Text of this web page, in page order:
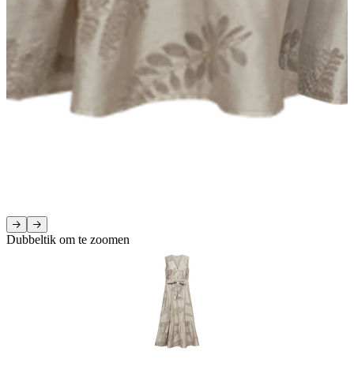
Dubbeltik om te zoomen